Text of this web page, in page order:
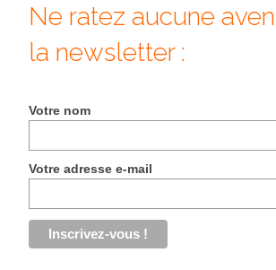
Nikko
Tokyo
Malaisie
Ne ratez aucune
la newsletter :
Votre nom
Votre adresse e-mail